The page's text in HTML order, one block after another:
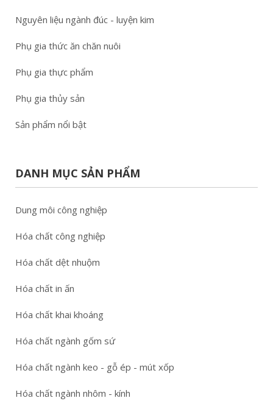
Nguyên liệu ngành đúc - luyện kim
Phụ gia thức ăn chăn nuôi
Phụ gia thực phẩm
Phụ gia thủy sản
Sản phẩm nổi bật
DANH MỤC SẢN PHẨM
Dung môi công nghiệp
Hóa chất công nghiệp
Hóa chất dệt nhuộm
Hóa chất in ấn
Hóa chất khai khoáng
Hóa chất ngành gốm sứ
Hóa chất ngành keo - gỗ ép - mút xốp
Hóa chất ngành nhôm - kính